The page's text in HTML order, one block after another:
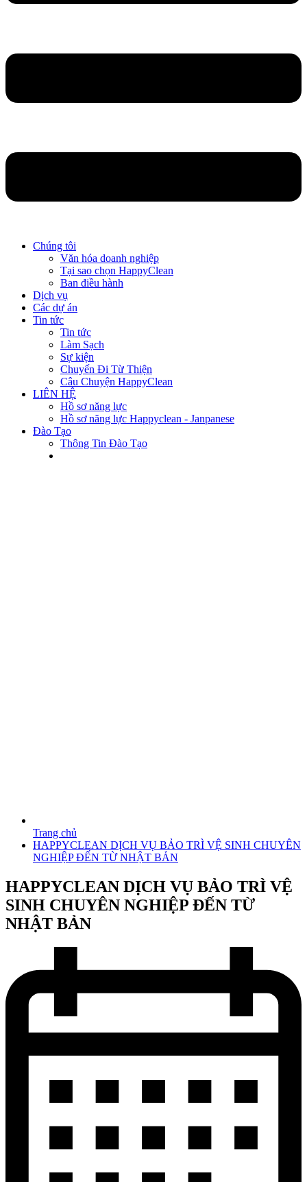
Chúng tôi
Văn hóa doanh nghiệp
Tại sao chọn HappyClean
Ban điều hành
Dịch vụ
Các dự án
Tin tức
Tin tức
Làm Sạch
Sự kiện
Chuyến Đi Từ Thiện
Câu Chuyện HappyClean
LIÊN HỆ
Hồ sơ năng lực
Hồ sơ năng lực Happyclean - Janpanese
Đào Tạo
Thông Tin Đào Tạo
Trang chủ
HAPPYCLEAN DỊCH VỤ BẢO TRÌ VỆ SINH CHUYÊN
NGHIỆP ĐẾN TỪ NHẬT BẢN
HAPPYCLEAN DỊCH VỤ BẢO TRÌ VỆ
SINH CHUYÊN NGHIỆP ĐẾN TỪ
NHẬT BẢN